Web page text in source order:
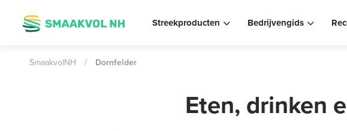
Streekproducten Bedrijvengids
SmaakvolNH / Dornfelder
Eten, drinken